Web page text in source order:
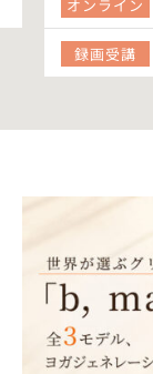
オンライン
録画受講